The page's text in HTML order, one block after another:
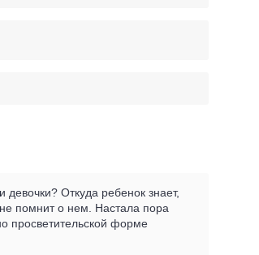
Откуда ребенок знает,
помнит о нем. Настала пора
просветительской форме